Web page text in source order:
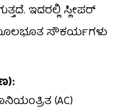
ಇದರಲ್ಲಿ ಸ್ಲೀಪರ್
ಸೌಕರ್ಯಗಳು
(AC)